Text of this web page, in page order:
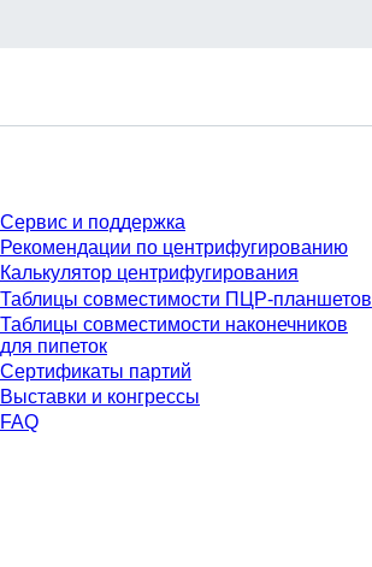
Сервис и поддержка
Рекомендации по центрифугированию
Калькулятор центрифугирования
Таблицы совместимости ПЦР-планшетов
Таблицы совместимости наконечников
для пипеток
Сертификаты партий
Выставки и конгрессы
FAQ